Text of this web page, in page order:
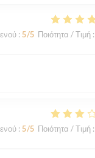
: 5/5 Ποιότητα / Τιμή:
: 5/5 Ποιότητα / Τιμή: